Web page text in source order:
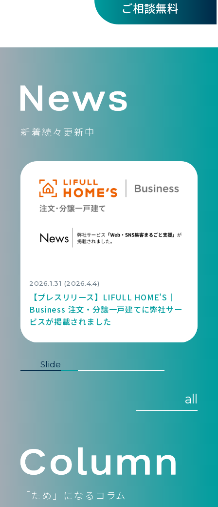
ご相談無料
新着続々更新中
2026.1.31 (2026.4.4)
【プレスリリース】LIFULL HOME’S｜
Business 注文・分譲一戸建てに弊社サー
ビスが掲載されました
Slide
all
「ため」になるコラム